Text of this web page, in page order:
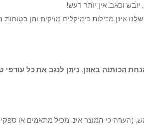
וכאב. אין יותר רעש!
אינן מכילות כימיקלים מזיקים והן בטוחות
ניתן לנגב את כל עודפי